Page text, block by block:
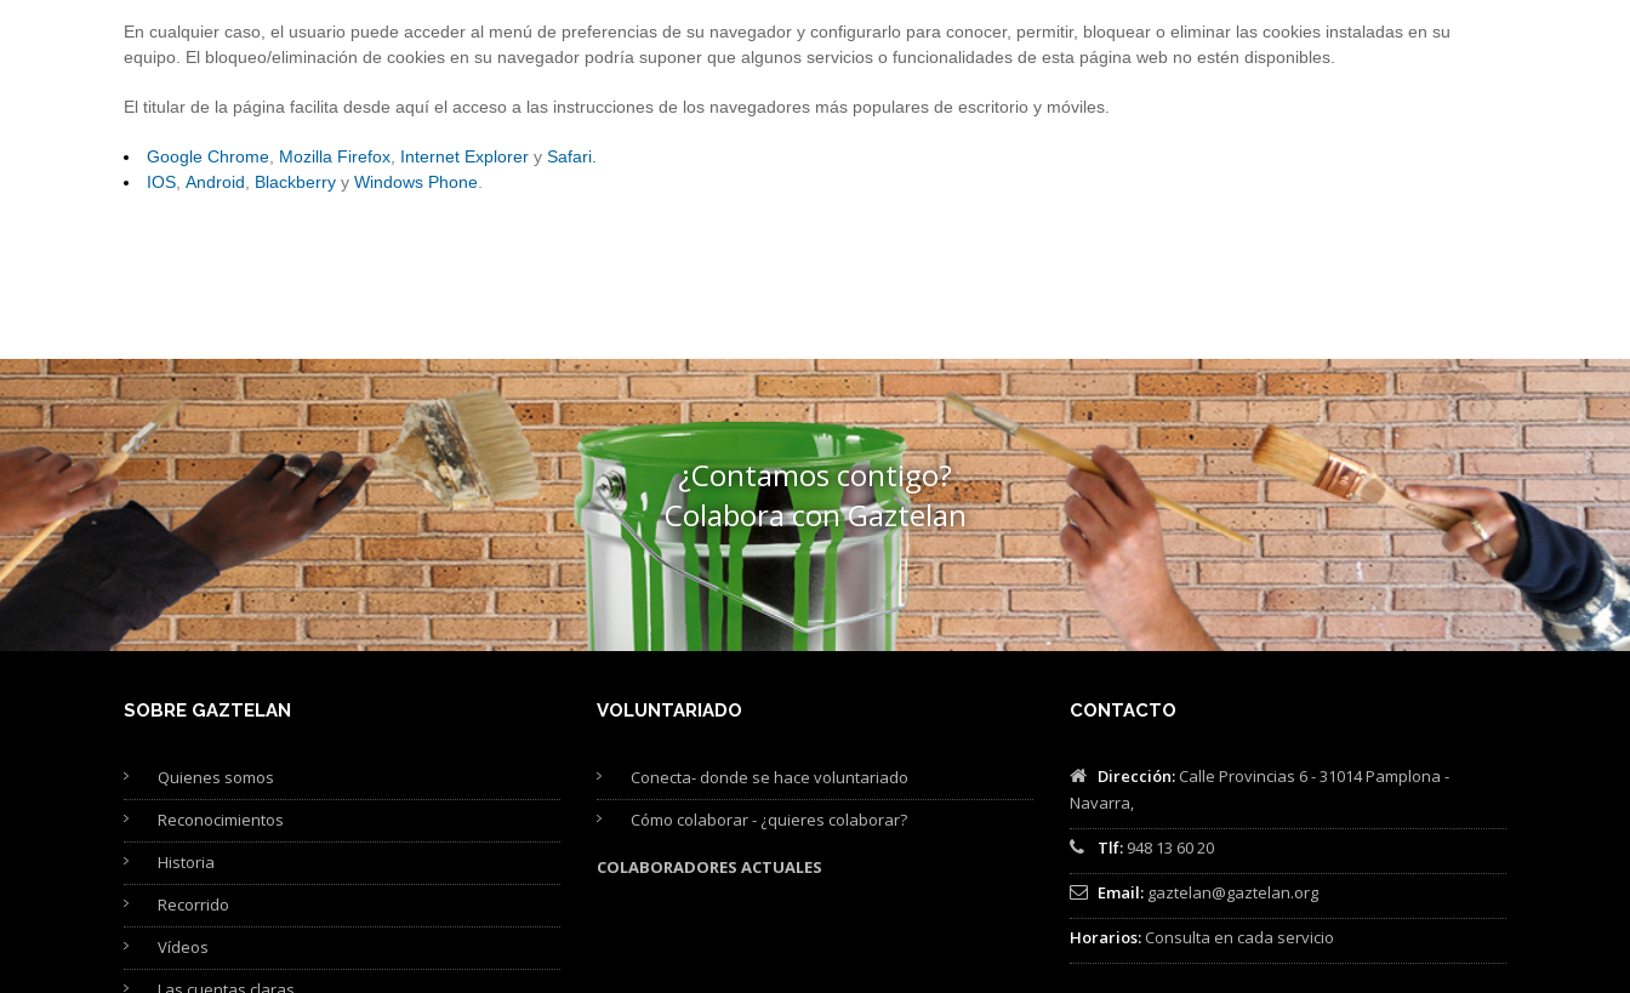
En cualquier caso, el usuario puede acceder al menú de preferencias de su navegador y configurarlo para conocer, permitir, bloquear o eliminar las cookies instaladas en su
equipo. El bloqueo/eliminación de cookies en su navegador podría suponer que algunos servicios o funcionalidades de esta página web no estén disponibles.
El titular de la página facilita desde aquí el acceso a las instrucciones de los navegadores más populares de escritorio y móviles.
Google Chrome Mozilla Firefox Internet Explorer y Safari.
IOS Android Blackberry y Windows Phone
¿Contamos contigo?
Colabora con Gaztelan
SOBRE GAZTELAN
Quienes somos
Reconocimientos
Historia
Recorrido
Vídeos
VOLUNTARIADO
Conecta- donde se hace voluntariado
Cómo colaborar - ¿quieres colaborar?
COLABORADORES ACTUALES
CONTACTO
Dirección: Calle Provincias 6 - 31014 Pamplona -
Navarra,
Tlf: 948 13 60 20
Email: gaztelan@gaztelan.org
Horarios: Consulta en cada servicio